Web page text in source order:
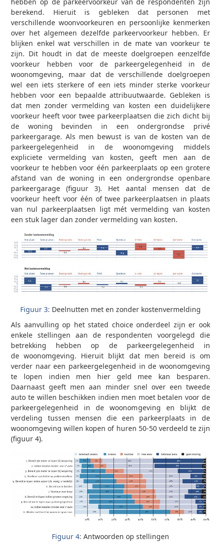
berekend. Hieruit is gebleken dat personen met
verschillende woonvoorkeuren en persoonlijke kenmerken
over het algemeen dezelfde parkeervoorkeur hebben. Er
blijken enkel wat verschillen in de mate van voorkeur te
zijn. Dit houdt in dat de meeste doelgroepen eenzelfde
voorkeur hebben voor de parkeergelegenheid in de
woonomgeving, maar dat de verschillende doelgroepen
wel een iets sterkere of een iets minder sterke voorkeur
hebben voor een bepaalde attribuutwaarde. Gebleken is
dat men zonder vermelding van kosten een duidelijkere
voorkeur heeft voor twee parkeerplaatsen die zich dicht bij
de woning bevinden in een ondergrondse privé
parkeergarage. Als men bewust is van de kosten van de
parkeergelegenheid in de woonomgeving middels
expliciete vermelding van kosten, geeft men aan de
voorkeur te hebben voor één parkeerplaats op een grotere
afstand van de woning in een ondergrondse openbare
parkeergarage (figuur 3). Het aantal mensen dat de
voorkeur heeft voor één of twee parkeerplaatsen in plaats
van nul parkeerplaatsen ligt mét vermelding van kosten
een stuk lager dan zonder vermelding van kosten.
Figuur 3: Deelnutten met en zonder kostenvermelding
Als aanvulling op het stated choice onderdeel zijn er ook
enkele stellingen aan de respondenten voorgelegd die
betrekking hebben op de parkeergelegenheid in
de woonomgeving. Hieruit blijkt dat men bereid is om
verder naar een parkeergelegenheid in de woonomgeving
te lopen indien men hier geld mee kan besparen.
Daarnaast geeft men aan minder snel over een tweede
auto te willen beschikken indien men moet betalen voor de
parkeergelegenheid in de woonomgeving en blijkt de
verdeling tussen mensen die een parkeerplaats in de
woonomgeving willen kopen of huren 50-50 verdeeld te zijn
(figuur 4).
Figuur 4: Antwoorden op stellingen